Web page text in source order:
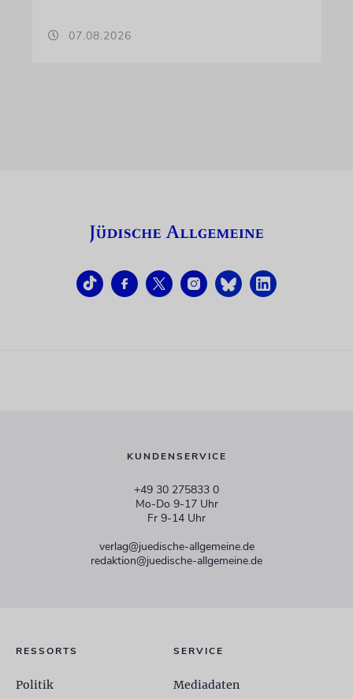
07.08.2026
KUNDENSERVICE
+49 30 275833 0
Mo-Do 9-17 Uhr
Fr 9-14 Uhr
verlag@juedische-allgemeine.de
redaktion@juedische-allgemeine.de
RESSORTS
Politik
SERVICE
Mediadaten